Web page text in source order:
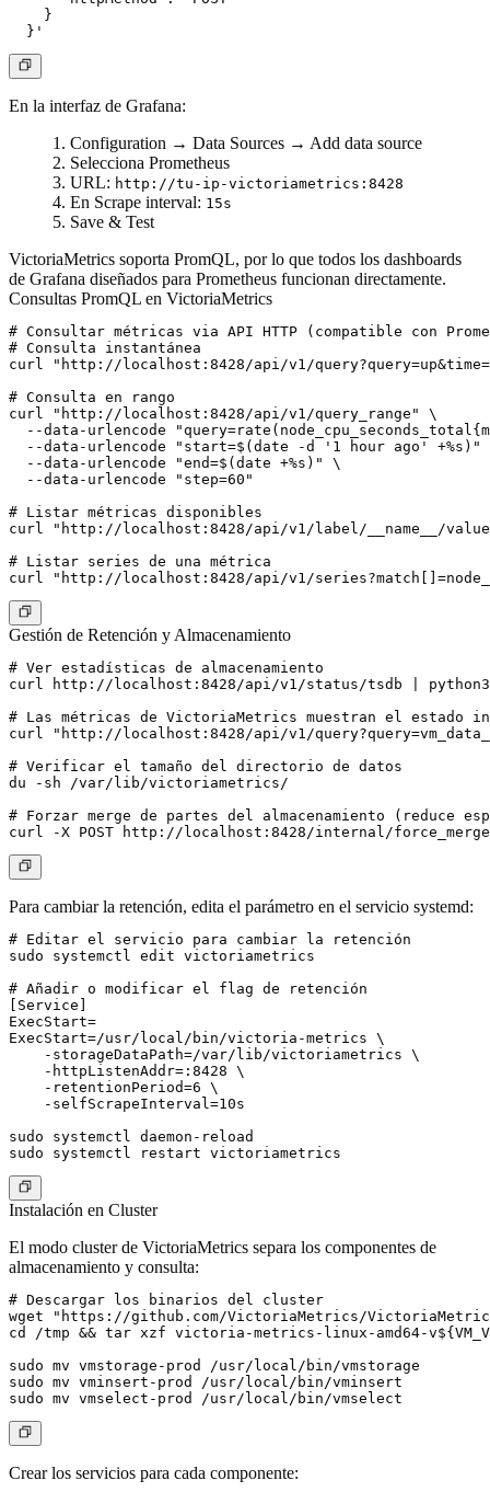
    }
En la interfaz de Grafana:
Configuration → Data Sources → Add data source
Selecciona Prometheus
URL: http://tu-ip-victoriametrics:8428
En Scrape interval: 15s
Save & Test
VictoriaMetrics soporta PromQL, por lo que todos los dashboards
de Grafana diseñados para Prometheus funcionan directamente.
Consultas PromQL en VictoriaMetrics
# Consultar métricas via API HTTP (compatible con
# Consulta instantánea
curl "http://localhost:8428/api/v1/
# Consulta en rango
curl "http://localhost:8428/api/v1/query_range" \
--data-urlencode
--data-urlencode "start=$(date -d '1 hour ago' +%s)"
  --data-urlencode "end=$(date +%s)" \
  --data-urlencode "step=60"
# Listar métricas disponibles
curl "http://localhost:8428/api/v1/label/__name__/
# Listar series de una métrica
Gestión de Retención y Almacenamiento
# Ver estadísticas de almacenamiento
curl http://localhost:8428/api/v1/status/tsdb |
# Las métricas de VictoriaMetrics muestran el estado
curl "http://localhost:8428/api/v1/
# Verificar el tamaño del directorio de datos
du -sh /var/lib/victoriametrics/
# Forzar merge de partes del almacenamiento (reduce
Para cambiar la retención, edita el parámetro en el servicio systemd:
# Editar el servicio para cambiar la retención
sudo systemctl edit victoriametrics
# Añadir o modificar el flag de retención
[Service]
ExecStart=
ExecStart=/usr/local/bin/victoria-metrics \
    -storageDataPath=/var/lib/victoriametrics \
    -httpListenAddr=:8428 \
    -retentionPeriod=6 \
    -selfScrapeInterval=10s
sudo systemctl daemon-reload
Instalación en Cluster
El modo cluster de VictoriaMetrics separa los componentes de
almacenamiento y consulta:
# Descargar los binarios del cluster
wget "https://github.com/VictoriaMetrics/VictoriaMetrics/
cd /tmp && tar xzf victoria-metrics-linux-amd64-
sudo mv vmstorage-prod /usr/local/bin/vmstorage
sudo mv vminsert-prod /usr/local/bin/vminsert
Crear los servicios para cada componente: